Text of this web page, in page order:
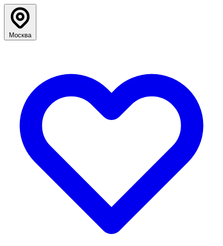
Москва